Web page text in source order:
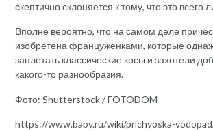
скептично склоняется к тому, что это
Вполне вероятно, что на самом деле
изобретена француженками, которые
заплетать классические косы и захотели
какого-то разнообразия.
Фото: Shutterstock / FOTODOM
https://www.baby.ru/wiki/prichyoska-